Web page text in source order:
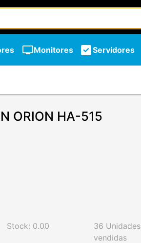
tvMonitores Servidores
ORION HA-515
Stock: 0.00
36 Unidades
vendidas